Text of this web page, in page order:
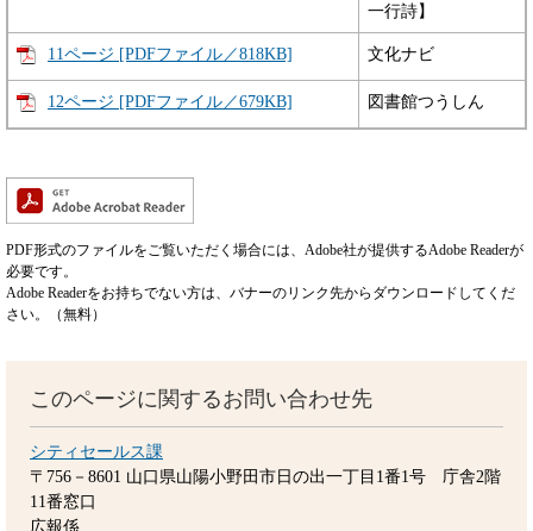
一行詩】
11ページ [PDFファイル／818KB] 文化ナビ
12ページ [PDFファイル／679KB] 図書館つうしん
PDF形式のファイルをご覧いただく場合には、Adobe社が提供するAdobe Readerが
必要です。
Adobe Readerをお持ちでない方は、バナーのリンク先からダウンロードしてくだ
さい。（無料）
このページに関するお問い合わせ先
シティセールス課
〒756－8601 山口県山陽小野田市日の出一丁目1番1号 庁舎2階
11番窓口
広報係